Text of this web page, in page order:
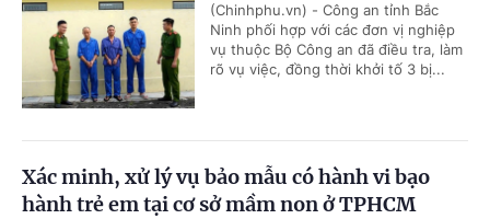
(Chinhphu.vn) - Công an tỉnh Bắc
Ninh phối hợp với các đơn vị nghiệp
vụ thuộc Bộ Công an đã điều tra, làm
rõ vụ việc, đồng thời khởi tố 3 bị...
Xác minh, xử lý vụ bảo mẫu có hành vi bạo
hành trẻ em tại cơ sở mầm non ở TPHCM